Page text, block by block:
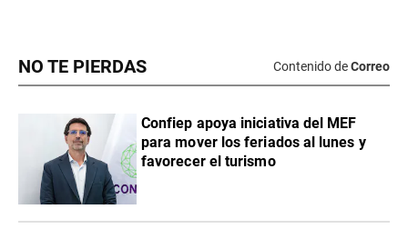
NO TE PIERDAS Contenido deCorreo
Confiep apoya iniciativa del MEF
para mover los feriados al lunes y
favorecer el turismo